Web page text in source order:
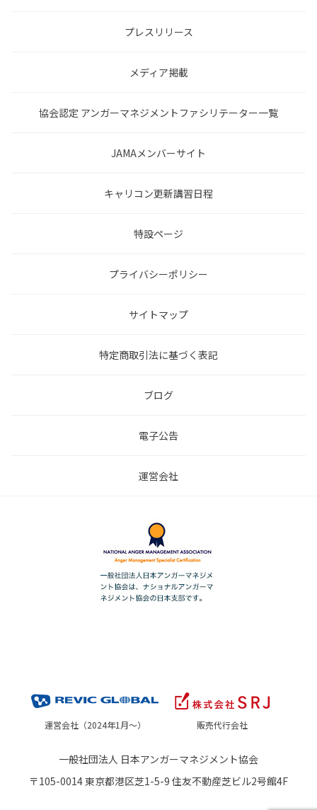
プレスリリース
メディア掲載
協会認定 アンガーマネジメントファシリテーター一覧
JAMAメンバーサイト
キャリコン更新講習日程
特設ページ
プライバシーポリシー
サイトマップ
特定商取引法に基づく表記
ブログ
電子公告
運営会社